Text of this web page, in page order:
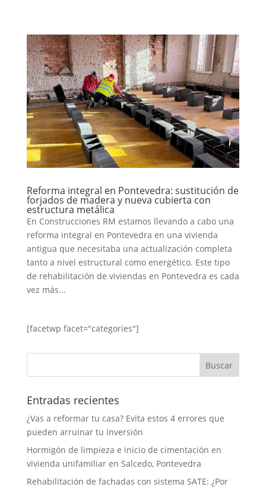
Reforma integral en Pontevedra: sustitución de
forjados de madera y nueva cubierta con
estructura metálica
En Construcciones RM estamos llevando a cabo una
reforma integral en Pontevedra en una vivienda
antigua que necesitaba una actualización completa
tanto a nivel estructural como energético. Este tipo
de rehabilitación de viviendas en Pontevedra es cada
vez más...
[facetwp facet="categories"]
Entradas recientes
¿Vas a reformar tu casa? Evita estos 4 errores que
pueden arruinar tu inversión
Hormigón de limpieza e inicio de cimentación en
vivienda unifamiliar en Salcedo, Pontevedra
Rehabilitación de fachadas con sistema SATE: ¿Por